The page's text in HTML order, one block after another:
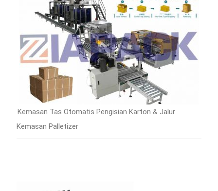
Kemasan Tas Otomatis Pengisian Karton & Jalur
Kemasan Palletizer